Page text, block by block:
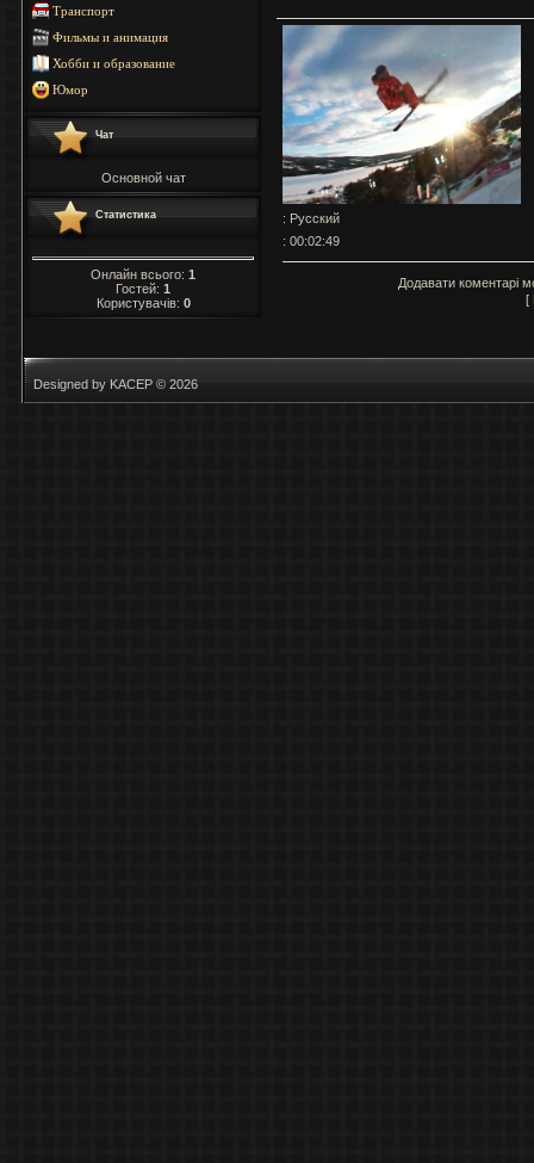
Транспорт
Фильмы и анимация
Хобби и образование
Юмор
Чат
Основной чат
Статистика
Онлайн всього: 1
Гостей: 1
Користувачів: 0
: Русский
: 00:02:49
Додавати коментарі
[
Designed by KACEP © 2026